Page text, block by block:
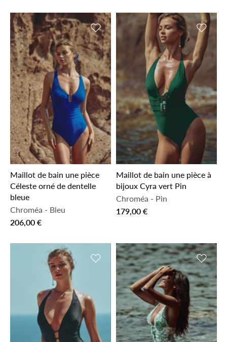
Ajouter à la liste de souhaits
Maillot de bain une pièce
Céleste orné de dentelle
bleue
Chroméa - Bleu
206,00 €
Ajouter
Maillot de bain une pièce à
bijoux Cyra vert Pin
Chroméa - Pin
179,00 €
Ajouter à la liste de souhaitsAjouter